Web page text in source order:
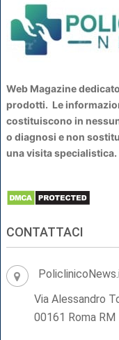
Web Magazine
prodotti. Le
costituiscono in
o diagnosi e non
una visita specialistica.
CONTATTACI
Via Alessandro
00161 Roma RM